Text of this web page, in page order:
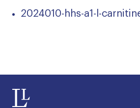
2024010-hhs-a1-l-